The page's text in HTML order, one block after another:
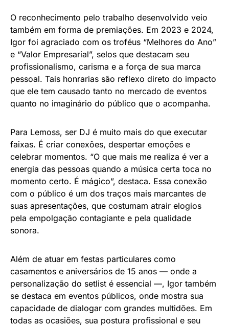
O reconhecimento pelo trabalho desenvolvido veio
também em forma de premiações. Em 2023 e 2024,
Igor foi agraciado com os troféus “Melhores do Ano”
e “Valor Empresarial”, selos que destacam seu
profissionalismo, carisma e a força de sua marca
pessoal. Tais honrarias são reflexo direto do impacto
que ele tem causado tanto no mercado de eventos
quanto no imaginário do público que o acompanha.
Para Lemoss, ser DJ é muito mais do que executar
faixas. É criar conexões, despertar emoções e
celebrar momentos. “O que mais me realiza é ver a
energia das pessoas quando a música certa toca no
momento certo. É mágico”, destaca. Essa conexão
com o público é um dos traços mais marcantes de
suas apresentações, que costumam atrair elogios
pela empolgação contagiante e pela qualidade
sonora.
Além de atuar em festas particulares como
casamentos e aniversários de 15 anos — onde a
personalização do setlist é essencial —, Igor também
se destaca em eventos públicos, onde mostra sua
capacidade de dialogar com grandes multidões. Em
todas as ocasiões, sua postura profissional e seu